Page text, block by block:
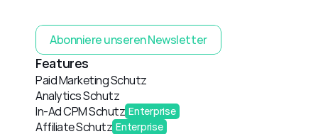
Abonniere unseren Newsletter
Features
Paid Marketing Schutz
Analytics Schutz
In-Ad CPM Schutz Enterprise
Affiliate Schutz Enterprise